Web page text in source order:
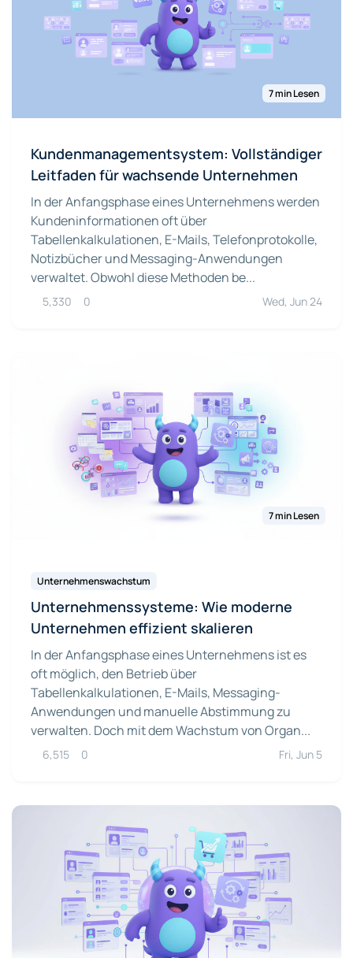
7 min Lesen
Kundenmanagementsystem: Vollständiger
Leitfaden für wachsende Unternehmen
In der Anfangsphase eines Unternehmens werden
Kundeninformationen oft über
Tabellenkalkulationen, E-Mails, Telefonprotokolle,
Notizbücher und Messaging-Anwendungen
verwaltet. Obwohl diese Methoden be...
5,330 0 Wed, Jun 24
7 min Lesen
Unternehmenswachstum
Unternehmenssysteme: Wie moderne
Unternehmen effizient skalieren
In der Anfangsphase eines Unternehmens ist es
oft möglich, den Betrieb über
Tabellenkalkulationen, E-Mails, Messaging-
Anwendungen und manuelle Abstimmung zu
verwalten. Doch mit dem Wachstum von Organ...
6,515 0 Fri, Jun 5